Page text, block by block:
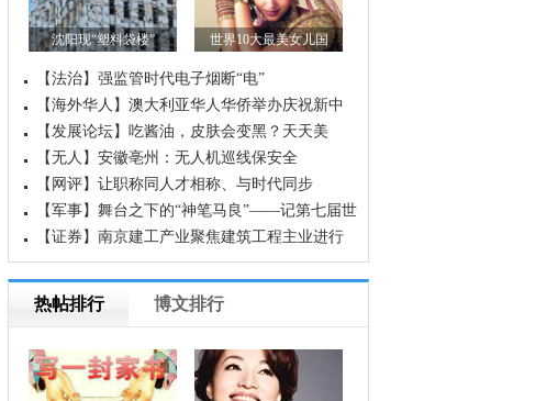
沈阳现“塑料袋楼” 世界10大最美女儿国
【法治】强监管时代电子烟断“电”
【海外华人】澳大利亚华人华侨举办庆祝新中
国成立70周年征文颁奖晚会
【发展论坛】吃酱油，皮肤会变黑？天天美
白，却不知道这些食物正在偷偷让你变黑
【无人】安徽亳州：无人机巡线保安全
【网评】让职称同人才相称、与时代同步
【军事】舞台之下的“神笔马良”——记第七届世
界军人运动会开幕式600余名场务保障官兵
【证券】南京建工产业聚焦建筑工程主业进行
重组
热帖排行 博文排行